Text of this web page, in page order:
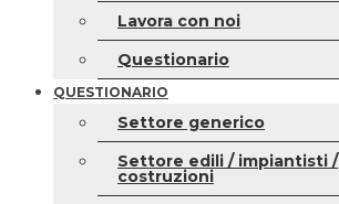
Lavora con noi
Questionario
QUESTIONARIO
Settore generico
Settore edili / impiantisti /
costruzioni